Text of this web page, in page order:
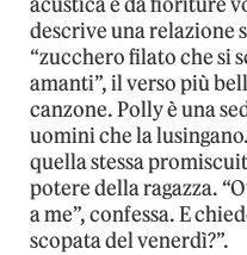
descrive una relazione
“zucchero filato che si
amanti”, il verso più
canzone. Polly è una
uomini che la
quella stessa
potere della ragazza.
a me”, confessa. E
scopata del venerdì?”.